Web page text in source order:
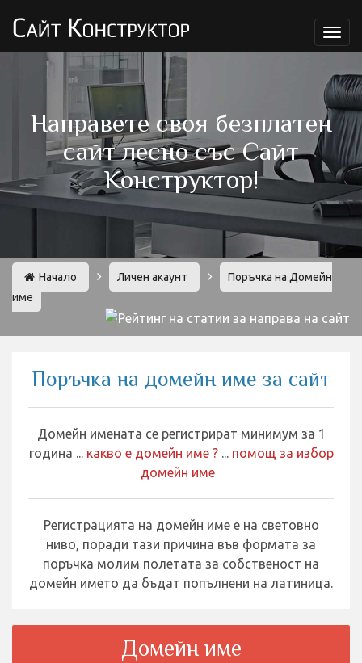
Направете своя безплатен
сайт лесно със Сайт
Конструктор!
Начало Личен акаунт
Поръчка на Домейн
име
Поръчка на домейн име за сайт
Домейн имената се регистрират минимум за 1
година ... какво е домейн име ?... помощ за избор
домейн име
Регистрацията на домейн име е на световно
ниво, поради тази причина във формата за
поръчка молим полетата за собственост на
домейн името да бъдат попълнени на латиница.
Домейн име